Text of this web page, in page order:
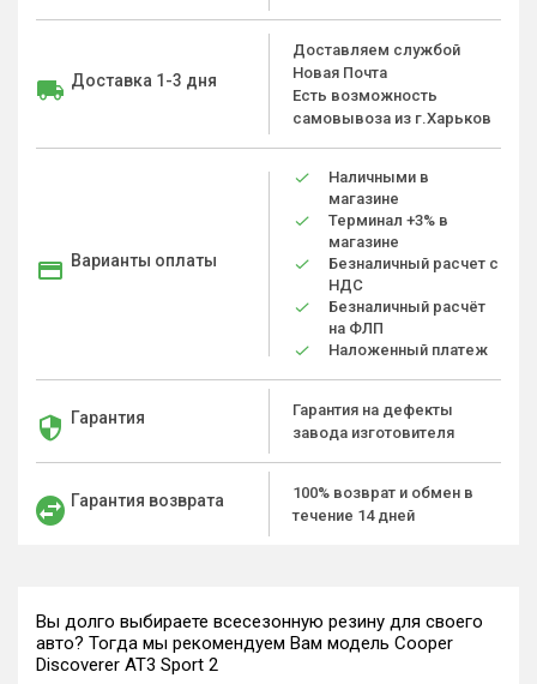
Доставка 1-3 дня
Доставляем службой
Новая Почта
Есть возможность
самовывоза из г.Харьков
Варианты оплаты
Наличными в
магазине
Терминал +3% в
магазине
Безналичный расчет с
НДС
Безналичный расчёт
на ФЛП
Наложенный платеж
Гарантия
Гарантия на дефекты
завода изготовителя
Гарантия возврата
100% возврат и обмен в
течение 14 дней
Вы долго выбираете всесезонную резину для своего
авто? Тогда мы рекомендуем Вам модель Cooper
Discoverer AT3 Sport 2